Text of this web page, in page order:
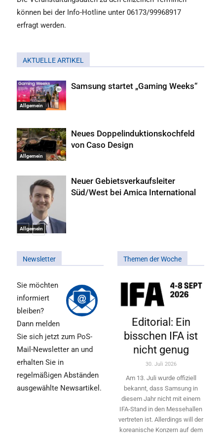
können bei der Info-Hotline unter 06173/99968917
erfragt werden.
AKTUELLE ARTIKEL
Allgemein
Samsung startet „Gaming Weeks“
Allgemein
Neues Doppelinduktionskochfeld
von Caso Design
Allgemein
Neuer Gebietsverkaufsleiter
Süd/West bei Amica International
Newsletter
Sie möchten
informiert
bleiben?
Dann melden
Sie sich jetzt zum PoS-
Mail-Newsletter an und
erhalten Sie in
regelmäßigen Abständen
ausgewählte Newsartikel.
Themen der Woche
Editorial: Ein
bisschen IFA ist
nicht genug
30. Juli 2026
Am 13. Juli wurde offiziell
bekannt, dass Samsung in
diesem Jahr nicht mit einem
IFA-Stand in den Messehallen
vertreten ist. Allerdings will ­der
koreanische Konzern auf dem